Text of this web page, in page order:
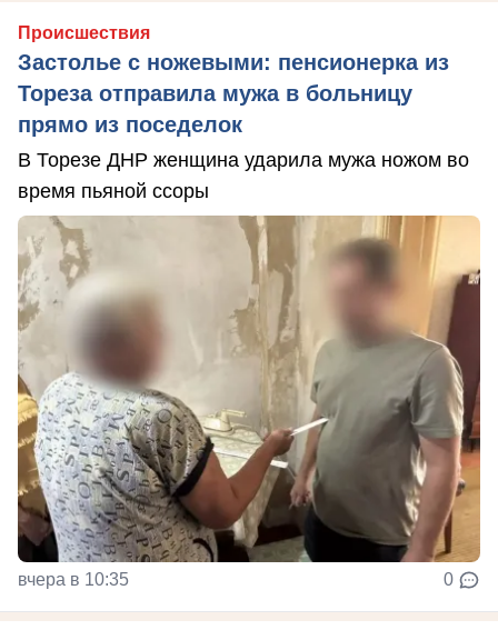
Происшествия
Застолье с ножевыми: пенсионерка из
Тореза отправила мужа в больницу
прямо из поседелок
В Торезе ДНР женщина ударила мужа ножом во
время пьяной ссоры
вчера в 10:35 0